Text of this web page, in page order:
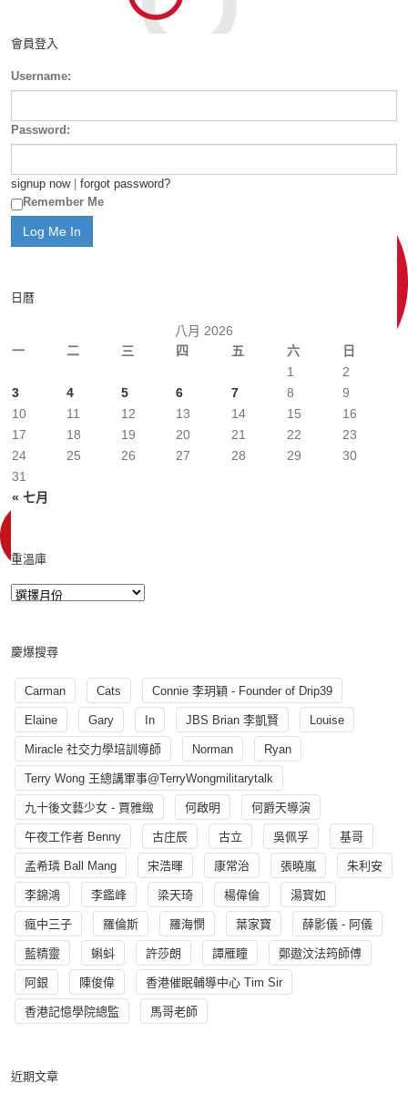
會員登入
Username:
Password:
signup now| forgot password?
Remember Me
日曆
八月 2026
一
二 三 四 五 六 日
« 七月
1
2
3
4 5 6 7 8
9
10
11 12 13 14 15
16
17
18 19 20 21 22
23
24
25 26 27 28 29
30
31
重溫庫
慶爆搜尋
Carman Cats Connie 李玥穎 - Founder of Drip39
Elaine Gary In JBS Brian 李凱賢 Louise
Miracle 社交力學培訓導師 Norman Ryan
Terry Wong 王總講軍事@TerryWongmilitarytalk
九十後文藝少女 - 賈雅緻 何啟明 何爵天導演
午夜工作者 Benny 古庄辰 古立 吳佩孚 基哥
孟希璘 Ball Mang 宋浩暉 康常治 張曉嵐 朱利安
李錦鴻 李鑑峰 梁天琦 楊偉倫 湯寳如
瘋中三子 羅倫斯 羅海憫 葉家寶 薛影儀 - 阿儀
藍精靈 蝌蚪 許莎朗 譚雁瞳 鄭遨汶法筠師傅
阿銀 陳俊偉 香港催眠輔導中心 Tim Sir
香港記憶學院總監 馬哥老師
近期文章